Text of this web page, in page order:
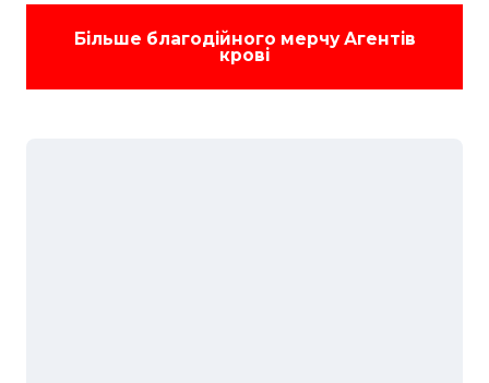
Більше благодійного мерчу Агентів
крові